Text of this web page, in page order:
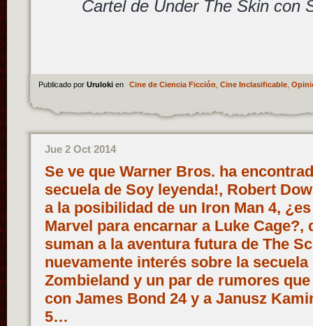
Cartel de Under The Skin con
Publicado por Uruloki en Cine de Ciencia Ficción Cine Inclasificable,
Jue 2 Oct 2014
Se ve que Warner Bros. ha
secuela de Soy leyenda!, Robert
a la posibilidad de un Iron Man 4,
Marvel para encarnar a Luke
suman a la aventura futura de The
nuevamente interés sobre la
Zombieland y un par de rumores
con James Bond 24 y a Janusz
5…